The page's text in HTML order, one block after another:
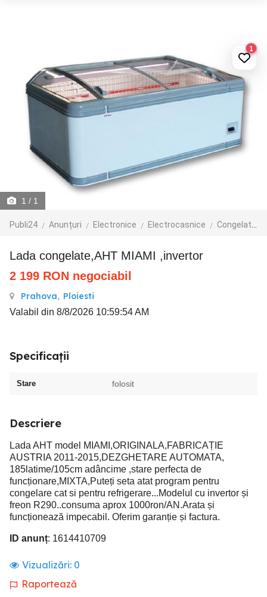
1 / 1
Publi24 Anunțuri Electronice Electrocasnice Congelatoare
1
Lada congelate,AHT MIAMI ,invertor
2 199 RON negociabil
Prahova, Ploiesti
Valabil din 8/8/2026 10:59:54 AM
Specificații
Stare folosit
Descriere
Lada AHT model MIAMI,ORIGINALA,FABRICAȚIE
AUSTRIA 2011-2015,DEZGHETARE AUTOMATA,
185latime/105cm adâncime ,stare perfecta de
funcționare,MIXTA,Puteți seta atat program pentru
congelare cat si pentru refrigerare...Modelul cu invertor și
freon R290..consuma aprox 1000ron/AN.Arata și
funcționează impecabil. Oferim garanție și factura.
ID anunț: 1614410709
Vizualizări: 0
Raportează